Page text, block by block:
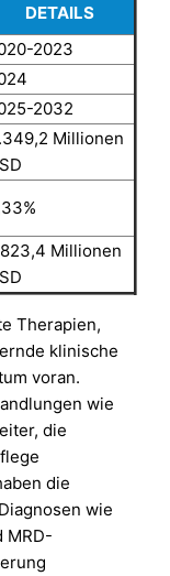
DETAILS
2023
2032
Millionen
Millionen
Therapien,
klinische
voran.
wie
die
die
wie
MRD-